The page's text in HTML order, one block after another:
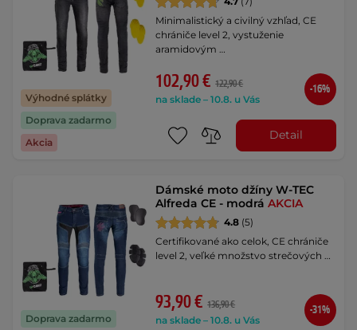
Výhodné splátky
Doprava zadarmo
Akcia
Minimalistický a civilný vzhľad, CE
chrániče level 2, vystuženie
aramidovým …
102,90 € 122,90 €
na sklade – 10.8. u Vás
-16%
Detail
Doprava zadarmo
Dámské moto džíny W-TEC
Alfreda CE - modráAKCIA
4.8 (5)
Certifikované ako celok, CE chrániče
level 2, veľké množstvo strečových …
93,90 € 136,90 €
na sklade – 10.8. u Vás
-31%